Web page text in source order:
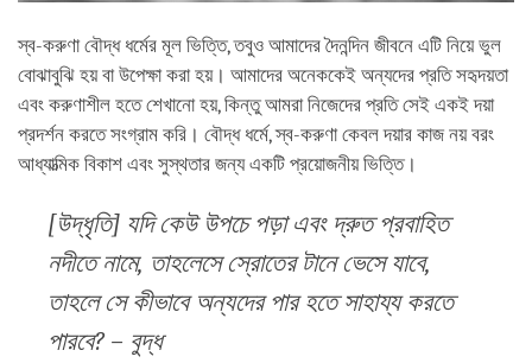
স্ব-করুণা বৌদ্ধ ধর্মের মূল ভিত্তি, তবুও আমাদের দৈনন্দিন জীবনে এটি নিয়ে ভুল
বোঝাবুঝি হয় বা উপেক্ষা করা হয়। আমাদের অনেককেই অন্যদের প্রতি সহৃদয়তা
এবং করুণাশীল হতে শেখানো হয়, কিন্তু আমরা নিজেদের প্রতি সেই একই দয়া
প্রদর্শন করতে সংগ্রাম করি। বৌদ্ধ ধর্মে, স্ব-করুণা কেবল দয়ার কাজ নয় বরং
আধ্যাত্মিক বিকাশ এবং সুস্থতার জন্য একটি প্রয়োজনীয় ভিত্তি।
[উদ্ধৃতি] যদি কেউ উপচে পড়া এবং দ্রুত প্রবাহিত
নদীতে নামে, তাহলেসে স্রোতের টানে ভেসে যাবে,
তাহলে সে কীভাবে অন্যদের পার হতে সাহায্য করতে
পারবে? – বুদ্ধ